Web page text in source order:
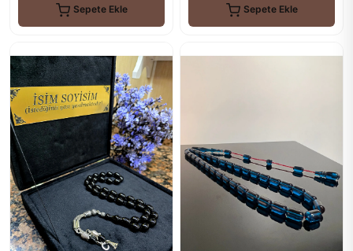
Sepete Ekle Sepete Ekle